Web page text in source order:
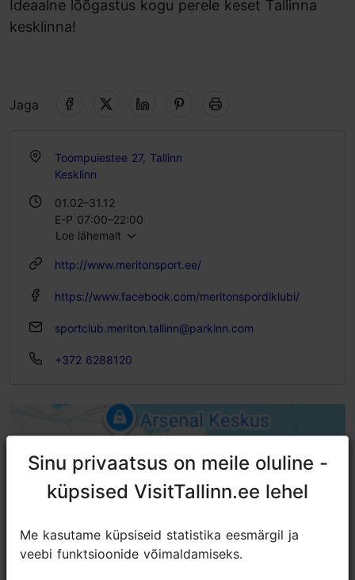
Ideaalne lõõgastus kogu perele keset Tallinna
kesklinna!
Jaga
Toompuiestee 27, Tallinn
Kesklinn
01.02–31.12
E-P 07:00–22:00
Loe lähemalt
http://www.meritonsport.ee/
https://www.facebook.com/meritonspordiklubi/
sportclub.meriton.tallinn@parkinn.com
+372 6288120
Sinu privaatsus on meile oluline -
küpsised VisitTallinn.ee lehel
Me kasutame küpsiseid statistika eesmärgil ja
veebi funktsioonide võimaldamiseks.
Sinu privaatsus on meile oluline -
küpsised VisitTallinn.ee lehel
Me kasutame küpsiseid statistika eesmärgil ja
veebi funktsioonide võimaldamiseks.